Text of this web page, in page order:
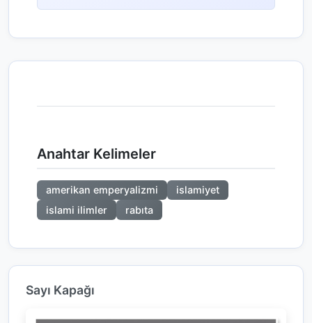
Anahtar Kelimeler
amerikan emperyalizmi
islamiyet
islami ilimler
rabıta
Sayı Kapağı